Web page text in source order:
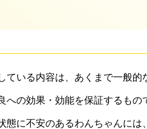
ている内容は、あくまで一般的
への効果・効能を保証するも
態に不安のあるわんちゃんには